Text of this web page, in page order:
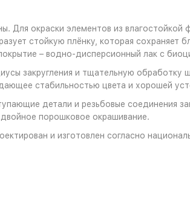
Для окраски элементов из
стойкую плёнку, которая сохраняет
– водно-дисперсионный лак с
закругления и тщательную обработку
стабильностью цвета и хорошей
детали и резьбовые соединения
порошковое окрашивание.
и изготовлен согласно